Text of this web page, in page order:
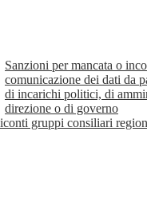
Sanzioni per mancata o
comunicazione dei dati da
di incarichi politici, di
direzione o di governo
gruppi consiliari